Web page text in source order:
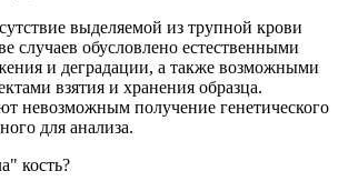
выделяемой из трупной крови
случаев обусловлено естественными
и деградации, а также возможными
взятия и хранения образца.
невозможным получение генетического
для анализа.
кость?